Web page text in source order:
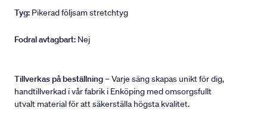
Tyg: Pikerad följsam stretchtyg
Fodral avtagbart: Nej
Tillverkas på beställning– Varje säng skapas unikt för dig,
handtillverkad i vår fabrik i Enköping med omsorgsfullt
utvalt material för att säkerställa högsta kvalitet.